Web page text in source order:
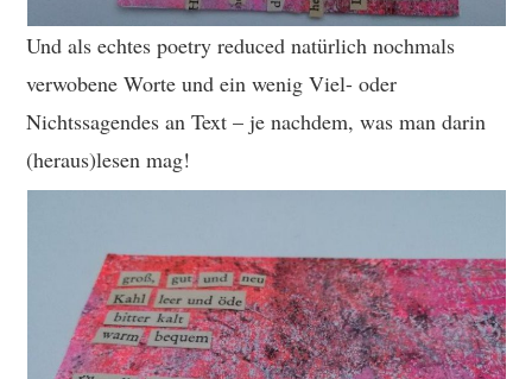
Und als echtes poetry reduced natürlich nochmals
verwobene Worte und ein wenig Viel- oder
Nichtssagendes an Text – je nachdem, was man darin
(heraus)lesen mag!